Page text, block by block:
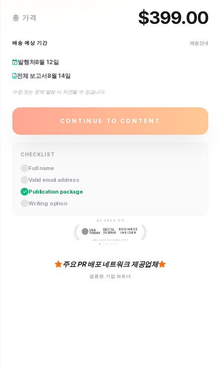
총 가격 $399.00
배송 예상 기간 배송 안내
발행처8월 12일
전체 보고서8월 14일
수정 또는 문제 발생 시 지연될 수 있습니다.
CONTINUE TO CONTENT
CHECKLIST
Full name
Valid email address
Publication package
Writing option
주요 PR 배포 네트워크 제공업체
검증된 기업 파트너